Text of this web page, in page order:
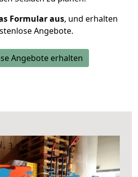
Formular aus, und erhalten
Angebote.
Angebote erhalten